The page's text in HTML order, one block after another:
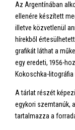
Az Argentínában
ellenére készített
illetve közvetlenül
hírekből
grafikát láthat a
egy eredeti, 1956-
Kokoschka-
A tárlat részét
egykori szemtanúk,
tartalmazza a